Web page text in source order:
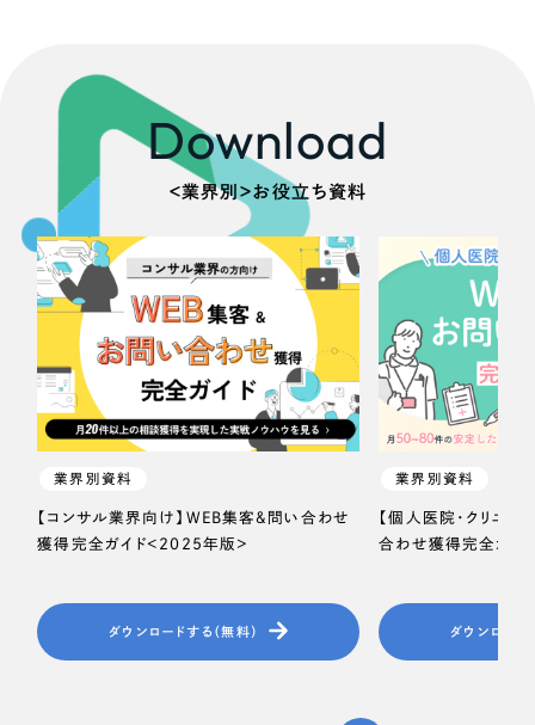
Download
＜業界別＞お役立ち資料
業界別資料
【コンサル業界向け】WEB集客＆問い合わせ
獲得完全ガイド＜2025年版＞
ダウンロードする（無料）
業界別資料
【個人医院・クリニッ
合わせ獲得完全ガイ
ダウンロード